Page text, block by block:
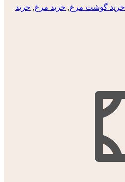
خرید گوشت مرغ, خرید مرغ, خرید